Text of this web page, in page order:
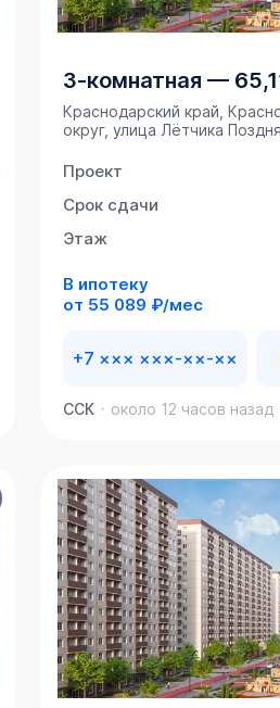
3-комнатная —
Краснодарский край,
округ, улица Лётчика
Проект
Срок сдачи
Этаж
В ипотеку
от 55 089 ₽/мес
+7 ××× ×××-××-××
ССК около 12 часов назад